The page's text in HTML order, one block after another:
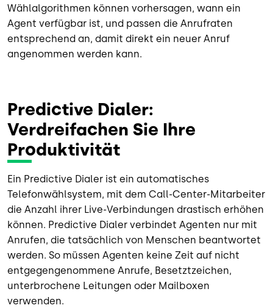
Wählalgorithmen können vorhersagen, wann ein
Agent verfügbar ist, und passen die Anrufraten
entsprechend an, damit direkt ein neuer Anruf
angenommen werden kann.
Predictive Dialer:
Verdreifachen Sie Ihre
Produktivität
Ein Predictive Dialer ist ein automatisches
Telefonwählsystem, mit dem Call-Center-Mitarbeiter
die Anzahl ihrer Live-Verbindungen drastisch erhöhen
können. Predictive Dialer verbindet Agenten nur mit
Anrufen, die tatsächlich von Menschen beantwortet
werden. So müssen Agenten keine Zeit auf nicht
entgegengenommene Anrufe, Besetztzeichen,
unterbrochene Leitungen oder Mailboxen
verwenden.